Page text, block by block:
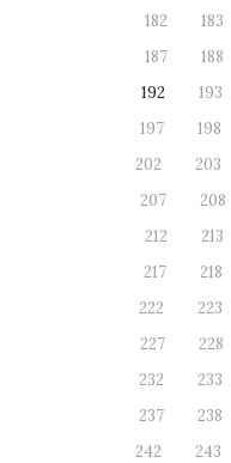
182
183
187
188
192
193
197
198
202
203
207
208
212
213
217
218
222
223
227
228
232
233
237
238
242
243